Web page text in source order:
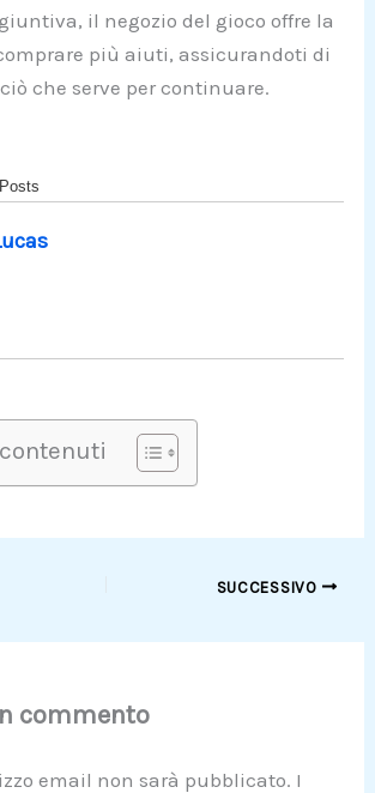
il negozio del gioco offre la
più aiuti, assicurandoti di
che serve per continuare.
SUCCESSIVO
commento
email non sarà pubblicato. I